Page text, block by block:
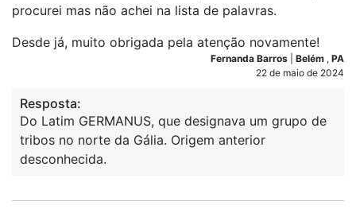
procurei mas não achei na lista de palavras.
Desde já, muito obrigada pela atenção novamente!
Fernanda Barros Belém , PA
22 de maio de 2024
Resposta:
Do Latim GERMANUS, que designava um grupo de
tribos no norte da Gália. Origem anterior
desconhecida.